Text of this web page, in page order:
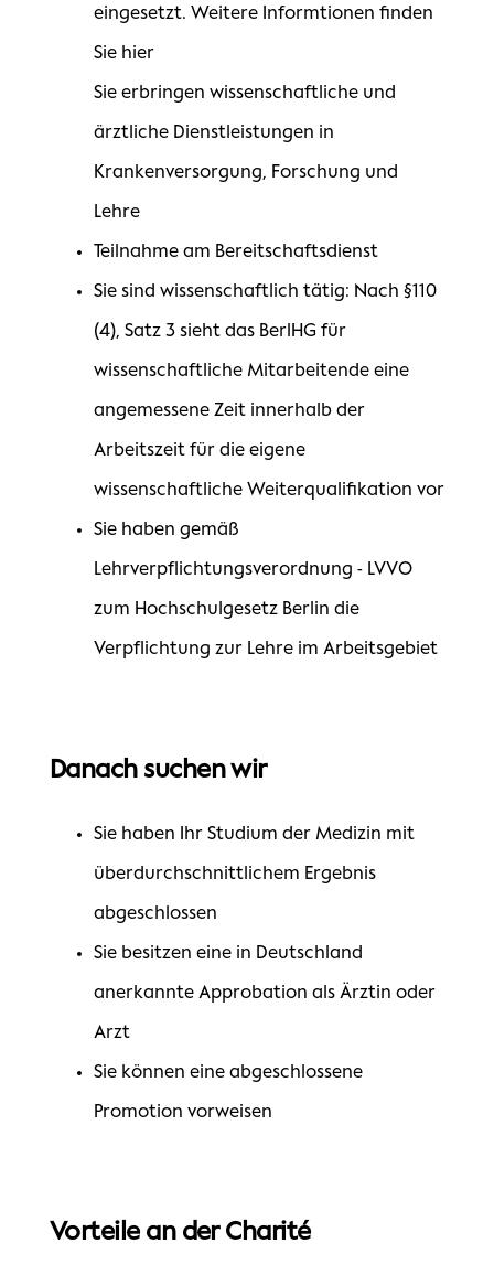
eingesetzt. Weitere Informtionen finden
Sie hier
Sie erbringen wissenschaftliche und
ärztliche Dienstleistungen in
Krankenversorgung, Forschung und
Lehre
Teilnahme am Bereitschaftsdienst
Sie sind wissenschaftlich tätig: Nach §110
(4), Satz 3 sieht das BerlHG für
wissenschaftliche Mitarbeitende eine
angemessene Zeit innerhalb der
Arbeitszeit für die eigene
wissenschaftliche Weiterqualifikation vor
Sie haben gemäß
Lehrverpflichtungsverordnung - LVVO
zum Hochschulgesetz Berlin die
Verpflichtung zur Lehre im Arbeitsgebiet
Danach suchen wir
Sie haben Ihr Studium der Medizin mit
überdurchschnittlichem Ergebnis
abgeschlossen
Sie besitzen eine in Deutschland
anerkannte Approbation als Ärztin oder
Arzt
Sie können eine abgeschlossene
Promotion vorweisen
Vorteile an der Charité